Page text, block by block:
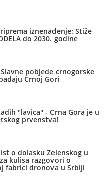
iznenađenje: Stiže
do 2030. godine
pobjede crnogorske
Crnoj Gori
"lavica" - Crna Gora je u
prvenstva!
o dolasku Zelenskog u
kulisa razgovori o
fabrici dronova u Srbiji